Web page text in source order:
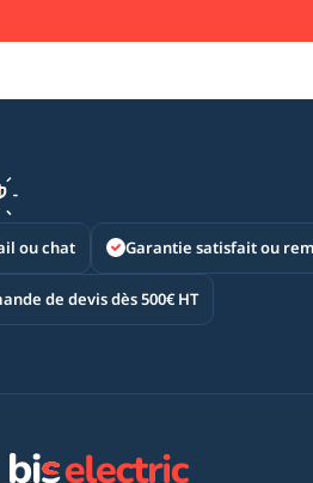
ou chat Garantie satisfait ou
de devis dès 500€ HT